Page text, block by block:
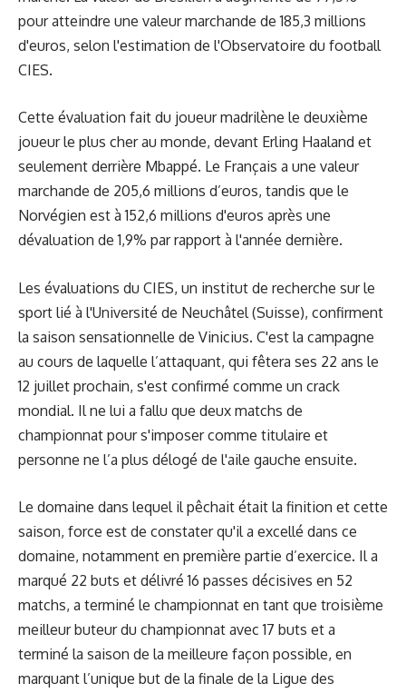
pour atteindre une valeur marchande de 185,3 millions
d'euros, selon l'estimation de l'Observatoire du football
CIES.
Cette évaluation fait du joueur madrilène le deuxième
joueur le plus cher au monde, devant Erling Haaland et
seulement derrière Mbappé. Le Français a une valeur
marchande de 205,6 millions d’euros, tandis que le
Norvégien est à 152,6 millions d'euros après une
dévaluation de 1,9% par rapport à l'année dernière.
Les évaluations du CIES, un institut de recherche sur le
sport lié à l'Université de Neuchâtel (Suisse), confirment
la saison sensationnelle de Vinicius. C'est la campagne
au cours de laquelle l’attaquant, qui fêtera ses 22 ans le
12 juillet prochain, s'est confirmé comme un crack
mondial. Il ne lui a fallu que deux matchs de
championnat pour s'imposer comme titulaire et
personne ne l’a plus délogé de l'aile gauche ensuite.
Le domaine dans lequel il pêchait était la finition et cette
saison, force est de constater qu'il a excellé dans ce
domaine, notamment en première partie d’exercice. Il a
marqué 22 buts et délivré 16 passes décisives en 52
matchs, a terminé le championnat en tant que troisième
meilleur buteur du championnat avec 17 buts et a
terminé la saison de la meilleure façon possible, en
marquant l’unique but de la finale de la Ligue des